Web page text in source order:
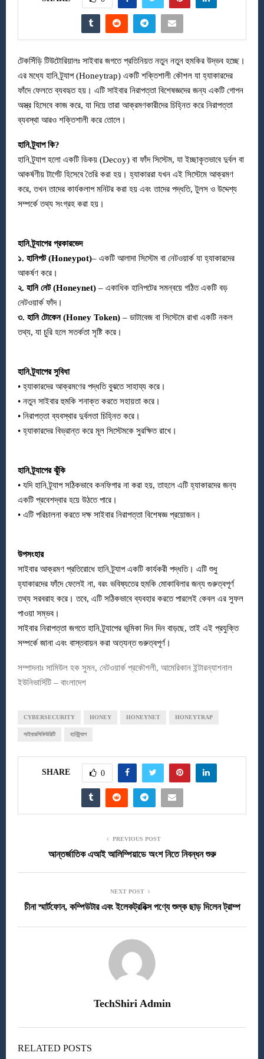
টেকসিঁড়ি টিউটোরিয়ালঃ সাইবার জগতে প্রতিনিয়ত নতুন নতুন হুমকির উদ্ভব হচ্ছে।
এর মধ্যে হানি ট্র্যাপ (Honeytrap) একটি শক্তিশালী কৌশল যা হ্যাকারদের
ফাঁদে ফেলতে ব্যবহৃত হয়। এটি সাইবার নিরাপত্তা বিশেষজ্ঞদের জন্য একটি গোপন
অস্ত্র হিসেবে কাজ করে, যা দিয়ে তারা আক্রমণকারীদের চিহ্নিত করে নিরাপত্তা
ব্যবস্থা আরও শক্তিশালী করে তোলে।
হানি ট্র্যাপ কি?
হানি ট্র্যাপ হলো একটি ডিকয় (Decoy) বা ফাঁদ সিস্টেম, যা ইচ্ছাকৃতভাবে দুর্বল বা
আকর্ষণীয় টার্গেট হিসেবে তৈরি করা হয়। হ্যাকাররা যখন এই সিস্টেমে আক্রমণ
করে, তখন তাদের কার্যকলাপ মনিটর করা হয় এবং তাদের পদ্ধতি, টুলস ও উদ্দেশ্য
সম্পর্কে তথ্য সংগ্রহ করা হয়।
হানি ট্র্যাপের প্রকারভেদ
১. হানিপট (Honeypot)– একটি আলাদা সিস্টেম বা নেটওয়ার্ক যা হ্যাকারদের
আকর্ষণ করে।
২. হানি নেট (Honeynet) – একাধিক হানিপটের সমন্বয়ে গঠিত একটি বড়
নেটওয়ার্ক ফাঁদ।
৩. হানি টোকেন (Honey Token) – ডাটাবেজ বা সিস্টেমে রাখা একটি নকল
তথ্য, যা চুরি হলে সতর্কতা সৃষ্টি করে।
হানি ট্র্যাপের সুবিধা
• হ্যাকারদের আক্রমণের পদ্ধতি বুঝতে সাহায্য করে।
• নতুন সাইবার হুমকি শনাক্ত করতে সহায়তা করে।
• নিরাপত্তা ব্যবস্থার দুর্বলতা চিহ্নিত করে।
• হ্যাকারদের বিভ্রান্ত করে মূল সিস্টেমকে সুরক্ষিত রাখে।
হানি ট্র্যাপের ঝুঁকি
• যদি হানি ট্র্যাপ সঠিকভাবে কনফিগার না করা হয়, তাহলে এটি হ্যাকারদের জন্য
একটি প্রবেশদ্বার হয়ে উঠতে পারে।
• এটি পরিচালনা করতে দক্ষ সাইবার নিরাপত্তা বিশেষজ্ঞ প্রয়োজন।
উপসংহার
সাইবার আক্রমণ প্রতিরোধে হানি ট্র্যাপ একটি কার্যকরী পদ্ধতি। এটি শুধু
হ্যাকারদের ফাঁদে ফেলেই না, বরং ভবিষ্যতের হুমকি মোকাবিলার জন্য গুরুত্বপূর্ণ
তথ্য সরবরাহ করে। তবে, এটি সঠিকভাবে ব্যবহার করতে পারলেই কেবল এর সুফল
পাওয়া সম্ভব।
সাইবার নিরাপত্তা জগতে হানি ট্র্যাপের ভূমিকা দিন দিন বাড়ছে, তাই এই প্রযুক্তি
সম্পর্কে জানা এবং বাস্তবায়ন করা অত্যন্ত গুরুত্বপূর্ণ।
সম্পাদনাঃ সামিউল হক সুমন, নেটওয়ার্ক প্রকৌশলী, আমেরিকান ইন্টারন্যাশনাল
ইউনিভার্সিটি – বাংলাদেশ
CYBERSECURITY HONEY HONEYNET HONEYTRAP
সাইবারসিকিউরিটি হানিট্র্যাপ
SHARE 0
PREVIOUS POST
আন্তর্জাতিক এআই আলিম্পিয়াডে অংশ নিতে নিবন্ধন শুরু
NEXT POST
চীনা স্মার্টফোন, কম্পিউটার এবং ইলেকট্রনিক্স পণ্যে শুল্ক ছাড় দিলেন ট্রাম্প
TechShiri Admin
RELATED POSTS